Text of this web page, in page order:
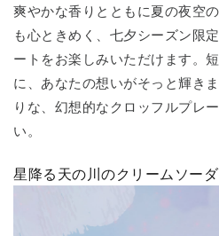
爽やかな香りとともに夏の夜空
も心ときめく、七夕シーズン限
ートをお楽しみいただけます。
に、あなたの想いがそっと輝き
りな、幻想的なクロッフルプレ
い。
星降る天の川のクリームソー